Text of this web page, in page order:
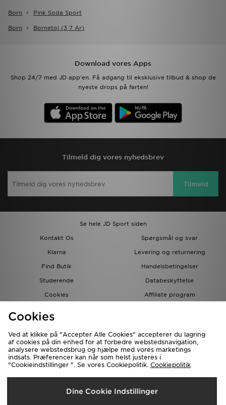
Born Pink Soda Sport
Born Bornetoj (3 7 Ar)
Download vores Apps
Shop 24/7 med JD app'en. Få adgang til eksklusive tilbud & shop de
nyeste drops på farten!
Tilmeld dig vores nyhedsbrev
Tilmeld
Se hele JD Sport siden
Kontakt Os
Spørgsmål og svar
Klarna
Levering og returnering
Find Butik
Handelsbetingelser
Studerende
Databeskyttelse
Cookies
Affiliate program
Forsendelse Til
Danmark
Cookies
Ved at klikke på "Accepter Alle Cookies" accepterer du lagring
af cookies på din enhed for at forbedre webstedsnavigation,
analysere webstedsbrug og hjælpe med vores marketings
indsats. Præferencer kan når som helst justeres i
"Cookieindstillinger ". Se vores Cookiepolitik. Cookiepolitik
Dine Cookie Indstillinger